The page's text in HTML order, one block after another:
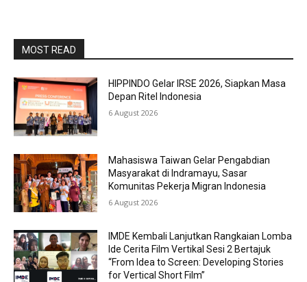
MOST READ
HIPPINDO Gelar IRSE 2026, Siapkan Masa
Depan Ritel Indonesia
6 August 2026
Mahasiswa Taiwan Gelar Pengabdian
Masyarakat di Indramayu, Sasar
Komunitas Pekerja Migran Indonesia
6 August 2026
IMDE Kembali Lanjutkan Rangkaian Lomba
Ide Cerita Film Vertikal Sesi 2 Bertajuk
“From Idea to Screen: Developing Stories
for Vertical Short Film”